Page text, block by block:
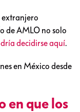
extranjero
de AMLO no solo
decidirse aquí.
en México desde
en que los